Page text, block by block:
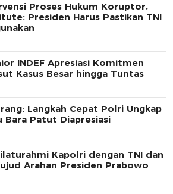
Proses Hukum Koruptor,
Presiden Harus Pastikan TNI
INDEF Apresiasi Komitmen
Kasus Besar hingga Tuntas
Langkah Cepat Polri Ungkap
Bara Patut Diapresiasi
Kapolri dengan TNI dan
Arahan Presiden Prabowo